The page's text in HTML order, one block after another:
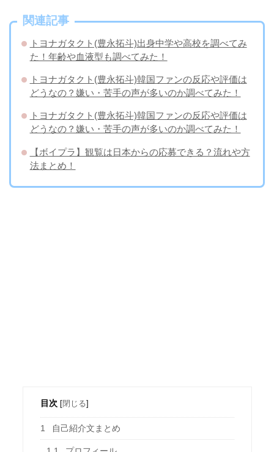
関連記事
トヨナガタクト(豊永拓斗)出身中学や高校を調べてみ
た！年齢や血液型も調べてみた！
トヨナガタクト(豊永拓斗)韓国ファンの反応や評価は
どうなの？嫌い・苦手の声が多いのか調べてみた！
トヨナガタクト(豊永拓斗)韓国ファンの反応や評価は
どうなの？嫌い・苦手の声が多いのか調べてみた！
【ボイプラ】観覧は日本からの応募できる？流れや方
法まとめ！
目次 [閉じる]
1 自己紹介文まとめ